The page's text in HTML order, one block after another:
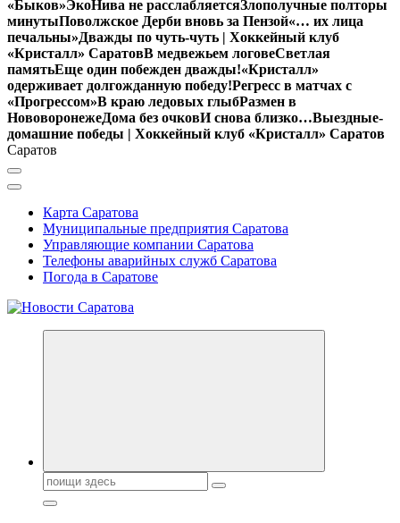
«Быков»ЭкоНива не расслабляетсяЗлополучные полторы
минутыПоволжское Дерби вновь за Пензой«… их лица
печальны»Дважды по чуть-чуть | Хоккейный клуб
«Кристалл» СаратовВ медвежьем логовеСветлая
памятьЕще один побежден дважды!«Кристалл»
одерживает долгожданную победу!Регресс в матчах с
«Прогрессом»В краю ледовых глыбРазмен в
НововоронежеДома без очковИ снова близко…Выездные-
домашние победы | Хоккейный клуб «Кристалл» Саратов
Саратов
Карта Саратова
Муниципальные предприятия Саратова
Управляющие компании Саратова
Телефоны аварийных служб Саратова
Погода в Саратове
Поиск: